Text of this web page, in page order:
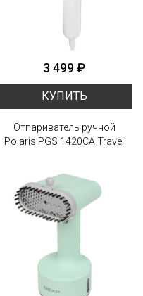
3 499 ₽
КУПИТЬ
Отпариватель ручной
Polaris PGS 1420CA Travel